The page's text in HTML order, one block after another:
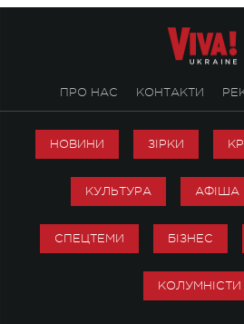
ПРО НАС КОНТАКТИ
НОВИНИ ЗІРКИ
КУЛЬТУРА АФІША
СПЕЦТЕМИ БІЗНЕС
КОЛУМНІСТИ